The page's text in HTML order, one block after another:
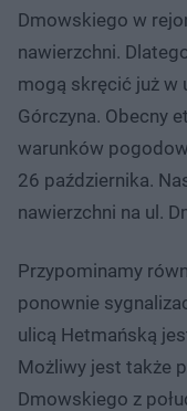
Dmowskiego w
nawierzchni.
mogą skręcić już w
Górczyna. Obecny
warunków
26 października.
nawierzchni na ul.
Przypominamy
ponownie
ulicą Hetmańską
Możliwy jest także
Dmowskiego z